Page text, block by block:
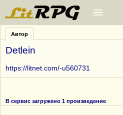
Автор
Detlein
https://litnet.com/-u560731
В сервис загружено 1 произведение